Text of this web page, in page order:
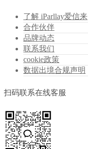
了解 iParllay爱信来
合作伙伴
品牌动态
联系我们
cookie政策
数据出境合规声明
扫码联系在线客服